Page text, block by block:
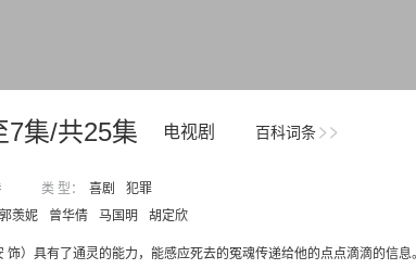
百科词条
7集/共25集 电视剧
类 型： 喜剧
犯罪
郭羡妮 曾华倩 马国明 胡定欣
饰）具有了通灵的能力，能感应死去的冤魂传递给他的点点滴滴的信